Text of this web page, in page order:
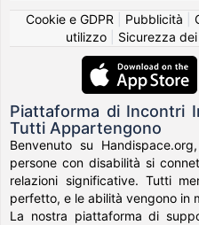
Cookie e GDPR
Pubblicità
utilizzo| Sicurezza
Piattaforma di Incontri
Tutti Appartengono
Benvenuto su
persone con disabilità si
relazioni significative. Tutti
perfetto, e le abilità vengono in
La nostra piattaforma di